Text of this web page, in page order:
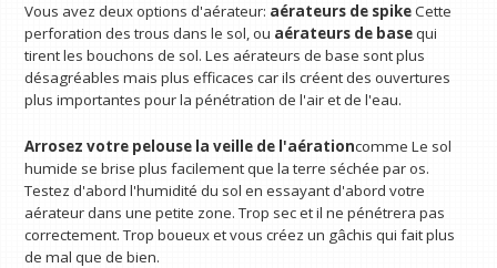
Vous avez deux options d'aérateur: aérateurs de spikeCette
perforation des trous dans le sol, ou aérateurs de basequi
tirent les bouchons de sol. Les aérateurs de base sont plus
désagréables mais plus efficaces car ils créent des ouvertures
plus importantes pour la pénétration de l'air et de l'eau.
Arrosez votre pelouse la veille de l'aérationcomme Le sol
humide se brise plus facilement que la terre séchée par os.
Testez d'abord l'humidité du sol en essayant d'abord votre
aérateur dans une petite zone. Trop sec et il ne pénétrera pas
correctement. Trop boueux et vous créez un gâchis qui fait plus
de mal que de bien.